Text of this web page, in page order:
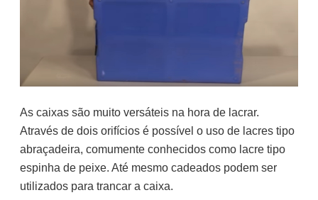
As caixas são muito versáteis na hora de lacrar.
Através de dois orifícios é possível o uso de lacres tipo
abraçadeira, comumente conhecidos como lacre tipo
espinha de peixe. Até mesmo cadeados podem ser
utilizados para trancar a caixa.